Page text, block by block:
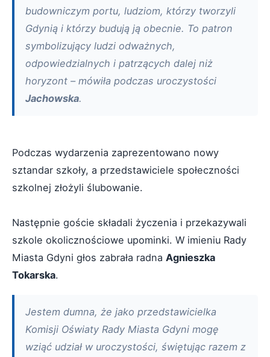
budowniczym portu, ludziom, którzy tworzyli
Gdynią i którzy budują ją obecnie. To patron
symbolizujący ludzi odważnych,
odpowiedzialnych i patrzących dalej niż
horyzont – mówiła podczas uroczystości
Jachowska.
Podczas wydarzenia zaprezentowano nowy
sztandar szkoły, a przedstawiciele społeczności
szkolnej złożyli ślubowanie.
Następnie goście składali życzenia i przekazywali
szkole okolicznościowe upominki. W imieniu Rady
Miasta Gdyni głos zabrała radna Agnieszka
Tokarska.
Jestem dumna, że jako przedstawicielka
Komisji Oświaty Rady Miasta Gdyni mogę
wziąć udział w uroczystości, świętując razem z